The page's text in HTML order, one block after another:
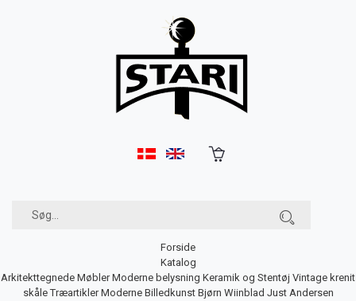
Forside
Katalog
Arkitekttegnede Møbler Moderne belysning Keramik og Stentøj Vintage krenit
skåle Træartikler Moderne Billedkunst Bjørn Wiinblad Just Andersen